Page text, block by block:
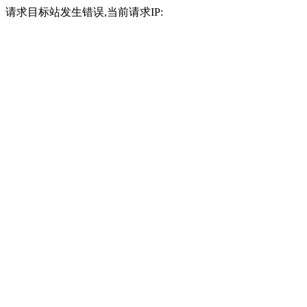
请求目标站发生错误,当前请求IP: